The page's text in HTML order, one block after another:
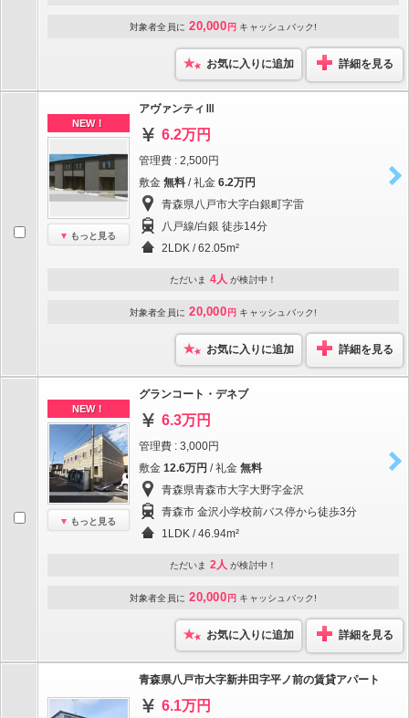
対象者全員に 20,000 円 キャッシュバック!
お気に入りに追加 詳細を見る
NEW！
もっと見る
アヴァンティⅢ
6.2万円
管理費 : 2,500円
敷金 無料 / 礼金 6.2万円
青森県八戸市大字白銀町字雷
八戸線/白銀 徒歩14分
2LDK / 62.05m²
ただいま 4人 が検討中！
対象者全員に 20,000 円 キャッシュバック!
お気に入りに追加 詳細を見る
NEW！
もっと見る
グランコート・デネブ
6.3万円
管理費 : 3,000円
敷金 12.6万円 / 礼金 無料
青森県青森市大字大野字金沢
青森市 金沢小学校前バス停から徒歩3分
1LDK / 46.94m²
ただいま 2人 が検討中！
対象者全員に 20,000 円 キャッシュバック!
お気に入りに追加 詳細を見る
青森県八戸市大字新井田字平ノ前の賃貸アパート
6.1万円